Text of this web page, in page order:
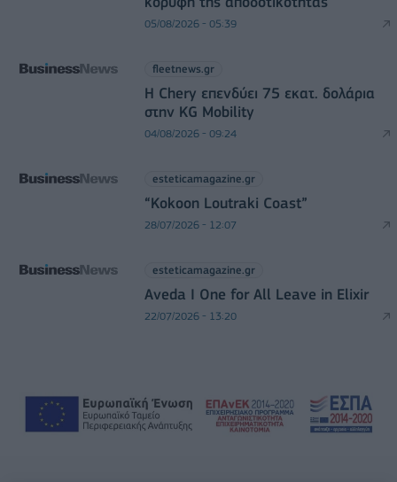
05/08/2026 - 05:39
fleetnews.gr
Η Chery επενδύει 75 εκατ. δολάρια
στην KG Mobility
04/08/2026 - 09:24
esteticamagazine.gr
“Kokoon Loutraki Coast”
28/07/2026 - 12:07
esteticamagazine.gr
Aveda I One for All Leave in Elixir
22/07/2026 - 13:20